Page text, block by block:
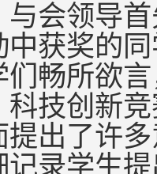
会领导首
中获奖的
们畅所欲
科技创新
提出了许
记录学生